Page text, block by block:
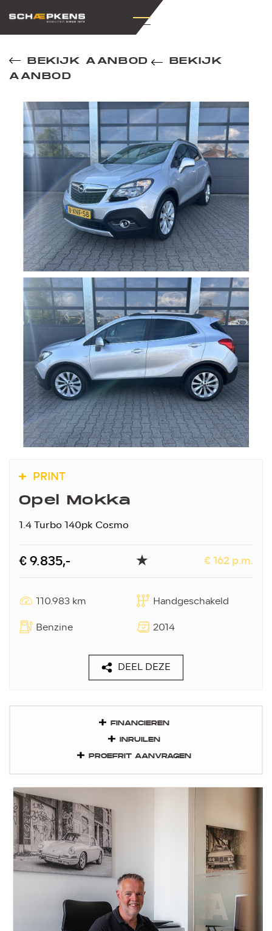
BEKIJK AANBOD
BEKIJK
AANBOD
PRINT
Opel Mokka
1.4 Turbo 140pk Cosmo
€ 9.835,- € 162 p.m.
110.983 km
Handgeschakeld
Benzine
2014
DEEL DEZE
FINANCIEREN
INRUILEN
PROEFRIT AANVRAGEN